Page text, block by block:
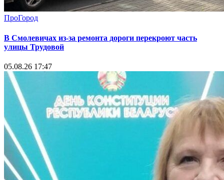
ПроГород
В Смолевичах из-за ремонта дороги перекроют часть
улицы Трудовой
05.08.26 17:47